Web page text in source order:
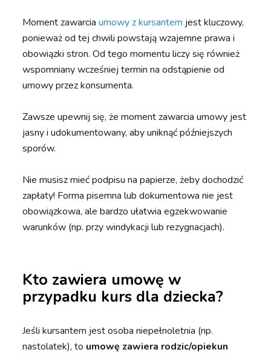
Moment zawarciaumowy z kursantem jest kluczowy,
ponieważ od tej chwili powstają wzajemne prawa i
obowiązki stron. Od tego momentu liczy się również
wspomniany wcześniej termin na odstąpienie od
umowy przez konsumenta.
Zawsze upewnij się, że moment zawarcia umowy jest
jasny i udokumentowany, aby uniknąć późniejszych
sporów.
Nie musisz mieć podpisu na papierze, żeby dochodzić
zapłaty! Forma pisemna lub dokumentowa nie jest
obowiązkowa, ale bardzo ułatwia egzekwowanie
warunków (np. przy windykacji lub rezygnacjach).
Kto zawiera umowę w
przypadku kurs dla dziecka?
Jeśli kursantem jest osoba niepełnoletnia (np.
nastolatek), to umowę zawiera rodzic/opiekun